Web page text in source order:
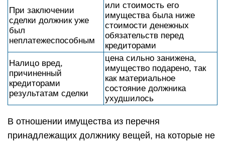
При заключении
сделки должник уже
был
неплатежеспособным
или стоимость его
имущества была ниже
стоимости денежных
обязательств перед
кредиторами
Налицо вред,
причиненный
кредиторами
результатам сделки
цена сильно занижена,
имущество подарено, так
как материальное
состояние должника
ухудшилось
В отношении имущества из перечня
принадлежащих должнику вещей, на которые не